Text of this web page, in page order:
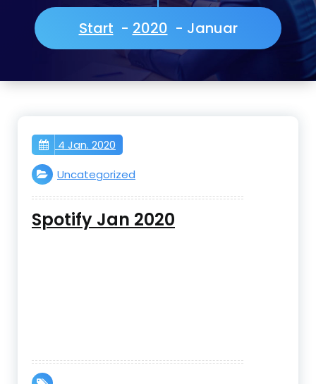
Start - 2020 - Januar
4 Jan. 2020
Uncategorized
Spotify Jan 2020